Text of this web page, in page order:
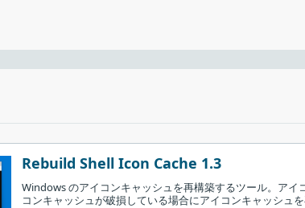
セットアップウィザードを閉じます。
Rebuild Shell Icon Cache 1.3
Windows のアイコンキャッシュを再構築するツール。アイ
コンキャッシュが破損している場合にアイコンキャッシュ